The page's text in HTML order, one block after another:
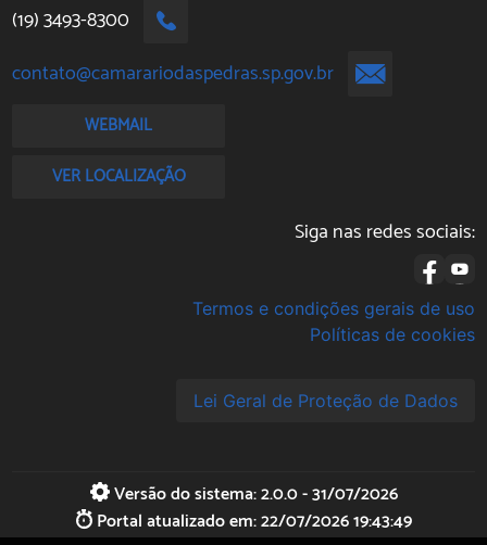
(19) 3493-8300
contato@camarariodaspedras.sp.gov.br
WEBMAIL
VER LOCALIZAÇÃO
Siga nas redes sociais:
Termos e condições gerais de uso
Políticas de cookies
Lei Geral de Proteção de Dados
Versão do sistema: 2.0.0 - 31/07/2026
Portal atualizado em: 22/07/2026 19:43:49